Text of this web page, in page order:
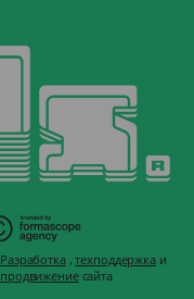
Разработка,техподдержка и
продвижениесайта